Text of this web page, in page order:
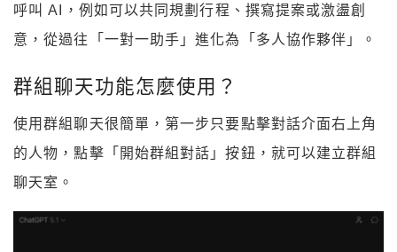
呼叫 AI，例如可以共同規劃行程、撰寫提案或激盪創
意，從過往「一對一助手」進化為「多人協作夥伴」。
群組聊天功能怎麼使用？
使用群組聊天很簡單，第一步只要點擊對話介面右上角
的人物，點擊「開始群組對話」按鈕，就可以建立群組
聊天室。